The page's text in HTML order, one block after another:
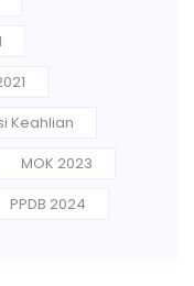
Keahlian
MOK 2023
PPDB 2024